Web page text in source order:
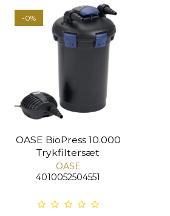
-0%
OASE BioPress 10.000
Trykfiltersæt
OASE
4010052504551